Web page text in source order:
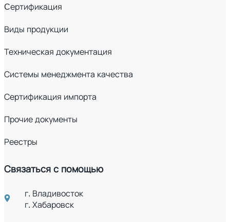
Cертификация
Виды продукции
Техническая документация
Системы менеджмента качества
Сертификация импорта
Прочие документы
Реестры
Связаться с помощью
г. Владивосток
г. Хабаровск